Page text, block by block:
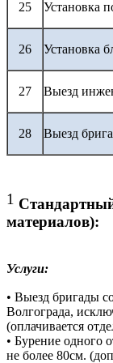
25 Установка
26 Установка
27 Выезд
28 Выезд
1
материалов):
Услуги:
• Выезд бригады
Волгограда,
(оплачивается
• Бурение одного
не более 80см.